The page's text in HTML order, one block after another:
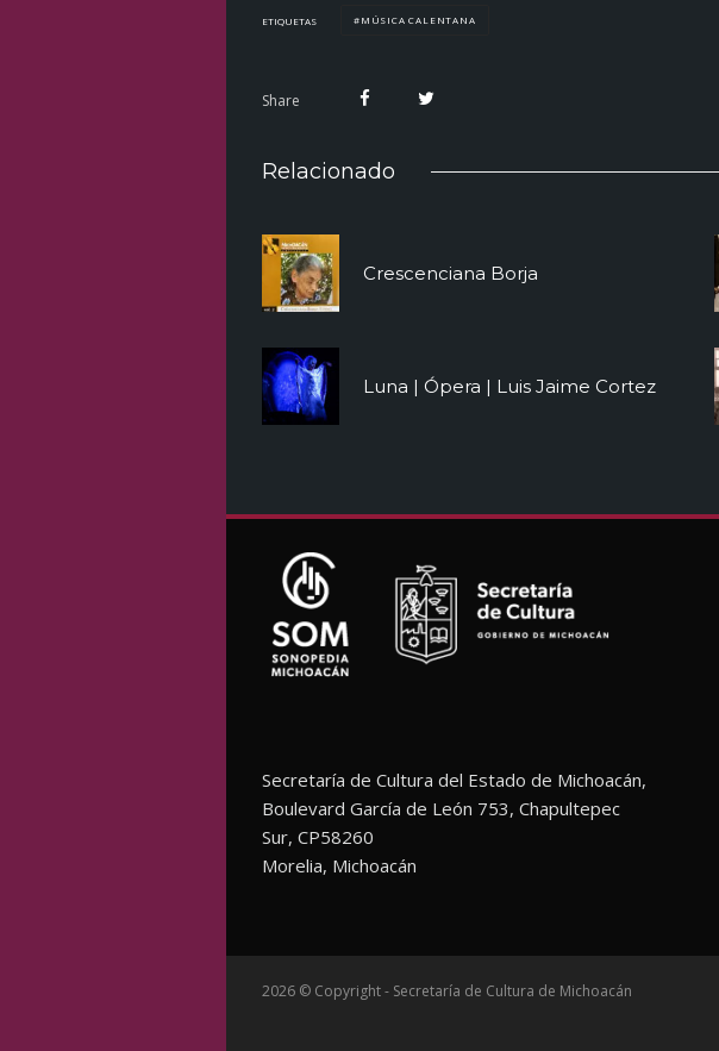
ETIQUETAS MÚSICA CALENTANA
Share
Relacionado
Crescenciana Borja
Luna | Ópera | Luis Jaime Cortez
Secretaría de Cultura del Estado de Michoacán,
Boulevard García de León 753, Chapultepec
Sur, CP58260
Morelia, Michoacán
2026 © Copyright - Secretaría de Cultura de Michoacán